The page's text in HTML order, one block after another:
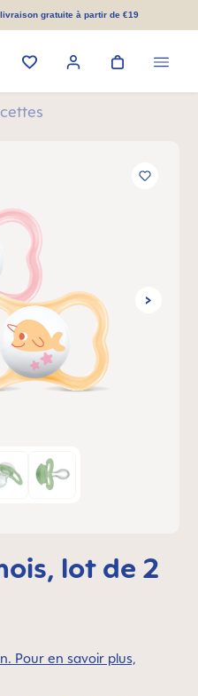
gratuite à partir de €19
lot de 2
Pour en savoir plus,